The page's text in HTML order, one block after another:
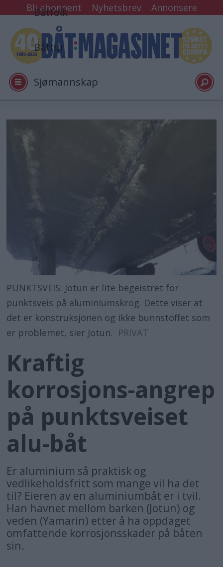
Bli abonnent Nyhetsbrev Annonsere
Båtfolk
Båttur
Sjømannskap
Tester
Logg inn
PUNKTSVEIS: Jotun er lite begeistret for
punktsveis på aluminiumskrog. Dette viser at
det er konstruksjonen og ikke bunnstoffet som
er problemet, sier Jotun.
PRIVAT
Kraftig
korrosjons-angrep
på punktsveiset
alu-båt
Er aluminium så praktisk og
vedlikeholdsfritt som mange vil ha det
til? Eieren av en aluminiumbåt er i tvil.
Han havnet mellom barken (Jotun) og
veden (Yamarin) etter å ha oppdaget
omfattende korrosjonsskader på båten
sin.